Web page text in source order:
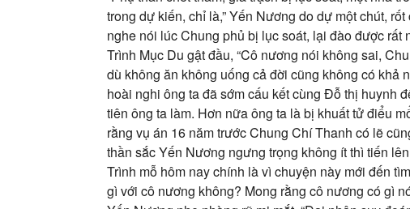
trong dự kiến, chỉ là,” Yến Nương do dự một chút,
nghe nói lúc Chung phủ bị lục soát, lại đào được
Trình Mục Du gật đầu, “Cô nương nói không sai,
dù không ăn không uống cả đời cũng không có khả
hoài nghi ông ta đã sớm cấu kết cùng Đỗ thị huynh
tiên ông ta làm. Hơn nữa ông ta là bị khuất tử điểu
rằng vụ án 16 năm trước Chung Chí Thanh có lẽ
thần sắc Yến Nương ngưng trọng không ít thì tiến
Trình mỗ hôm nay chính là vì chuyện này mới đến
gì với cô nương không? Mong rằng cô nương có gì